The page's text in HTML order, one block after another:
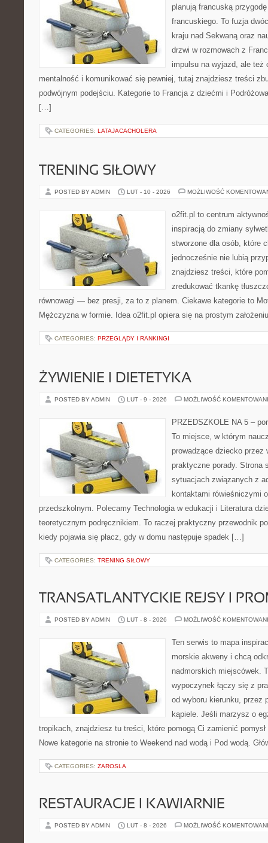
planują francuską
francuskiego. To fuzja
kraju nad Sekwaną oraz
drzwi w rozmowach z
impulsu na wyjazd, ale
mentalność i komunikować się pewniej, tutaj znajdziesz treści
podwójnym podejściu. Kategorie to Francja z dziećmi i
[…]
CATEGORIES: LATAJACACHOLERA
TRENING SIŁOWY
POSTED BY ADMIN LUT - 10 - 2026 MOŻLIWOŚĆ
o2fit.pl to centrum
inspiracją do zmiany
stworzone dla osób, które
jednocześnie nie lubią
znajdziesz treści, które
zredukować tkankę
równowagi — bez presji, za to z planem. Ciekawe kategorie to
Mężczyzna w formie. Idea o2fit.pl opiera się na prostym
CATEGORIES: PRZEGLĄDY I RANKINGI
ŻYWIENIE I DIETETYKA
POSTED BY ADMIN LUT - 9 - 2026 MOŻLIWOŚĆ
PRZEDSZKOLE NA 5 –
To miejsce, w którym
prowadzące dziecko przez
praktyczne porady. Strona
sytuacjach związanych z
kontaktami rówieśniczymi
przedszkolnym. Polecamy Technologia w edukacji i Literatura
teoretycznym podręcznikiem. To raczej praktyczny przewodnik
kiedy pojawia się płacz, gdy w domu następuje spadek […]
CATEGORIES: TRENING SIŁOWY
TRANSATLANTYCKIE REJSY I
POSTED BY ADMIN LUT - 8 - 2026 MOŻLIWOŚĆ
Ten serwis to mapa
morskie akweny i chcą
nadmorskich miejscówek.
wypoczynek łączy się z
od wyboru kierunku, przez
kąpiele. Jeśli marzysz o
tropikach, znajdziesz tu treści, które pomogą Ci zamienić
Nowe kategorie na stronie to Weekend nad wodą i Pod wodą.
CATEGORIES: ZAROSLA
RESTAURACJE I KAWIARNIE
POSTED BY ADMIN LUT - 8 - 2026 MOŻLIWOŚĆ